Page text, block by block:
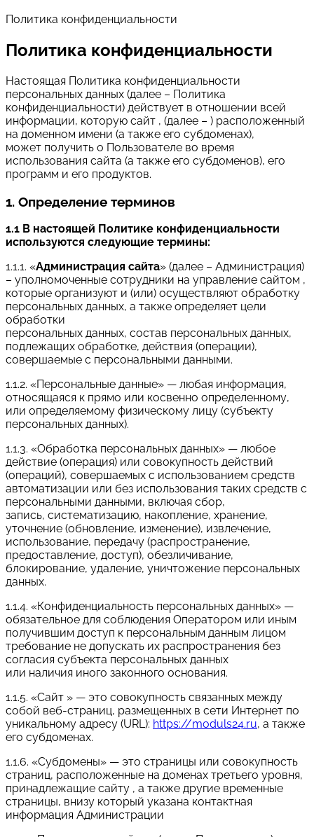
Политика конфиденциальности
Политика конфиденциальности
Настоящая Политика конфиденциальности
персональных данных (далее – Политика
конфиденциальности) действует в отношении всей
информации, которую сайт , (далее – ) расположенный
на доменном имени (а также его субдоменах),
может получить о Пользователе во время
использования сайта (а также его субдоменов), его
программ и его продуктов.
1. Определение терминов
1.1 В настоящей Политике конфиденциальности
используются следующие термины:
1.1.1. «Администрация сайта» (далее – Администрация)
– уполномоченные сотрудники на управление сайтом ,
которые организуют и (или) осуществляют обработку
персональных данных, а также определяет цели
обработки
персональных данных, состав персональных данных,
подлежащих обработке, действия (операции),
совершаемые с персональными данными.
1.1.2. «Персональные данные» — любая информация,
относящаяся к прямо или косвенно определенному,
или определяемому физическому лицу (субъекту
персональных данных).
1.1.3. «Обработка персональных данных» — любое
действие (операция) или совокупность действий
(операций), совершаемых с использованием средств
автоматизации или без использования таких средств с
персональными данными, включая сбор,
запись, систематизацию, накопление, хранение,
уточнение (обновление, изменение), извлечение,
использование, передачу (распространение,
предоставление, доступ), обезличивание,
блокирование, удаление, уничтожение персональных
данных.
1.1.4. «Конфиденциальность персональных данных» —
обязательное для соблюдения Оператором или иным
получившим доступ к персональным данным лицом
требование не допускать их распространения без
согласия субъекта персональных данных
или наличия иного законного основания.
1.1.5. «Сайт » — это совокупность связанных между
собой веб-страниц, размещенных в сети Интернет по
уникальному адресу (URL): https://moduls24.ru, а также
его субдоменах.
1.1.6. «Субдомены» — это страницы или совокупность
страниц, расположенные на доменах третьего уровня,
принадлежащие сайту , а также другие временные
страницы, внизу который указана контактная
информация Администрации